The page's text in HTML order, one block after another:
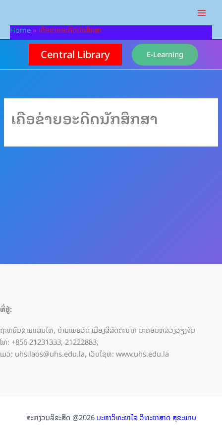
content
Home ເຄືອຂ່າຍອະດີດນັກສຶກສາ
Central Library E-Learning
ເຄືອຂ່າຍອະດີດນັກສຶກສາ
ທີ່ຢູ່:
ຖະຫນົນສາມແສນໄທ, ບ້ານເພຍວັດ ເມືອງສີສັດຕະນາກ ນະຄອນຫລວງວຽງຈັນ
ໂທ: +856 21231333, 21222883,
ເມວ: uhs.laos@uhs.edu.la, ເວັບໄຊທ: www.uhs.edu.la
ສະຫງວນລິຂະສິດ @2026ມະຫາວິທະຍາໄລ ວິທະຍາສາດ ສຸຂະພາບ